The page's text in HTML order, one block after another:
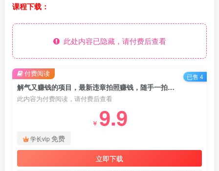
课程下载：
此处内容已隐藏，请付费后查看
解气又赚钱的项目，最新违章拍照赚钱，随手一拍，轻松收入3000+
此内容为付费阅读，请付费后查看
￥ 9.9
学长vip免费
立即下载
付费阅读 已售 4